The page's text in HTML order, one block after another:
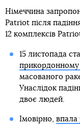
Німеччина
Patriot після
12 комплексів
15 листопада
прикордонному
масованого
Унаслідок
двоє людей.
Імовірно, впала